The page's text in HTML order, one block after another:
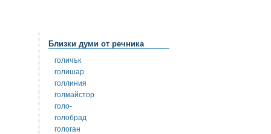
Близки думи от речника
голичък
голишар
голлиния
голмайстор
голо-
голобрад
гологан